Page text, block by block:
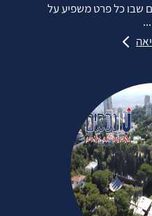
שבו כל פרט משפיע על